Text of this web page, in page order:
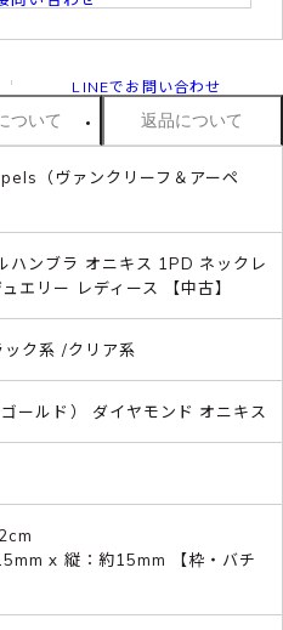
LINEでお問い合わせ
ついて 返品について
（ヴァンクリーフ＆アーペ
ハンブラ オニキス 1PD ネックレ
エリー レディース 【中古】
ク系 /クリア系
ールド） ダイヤモンド オニキス
x 縦：約15mm 【枠・バチ